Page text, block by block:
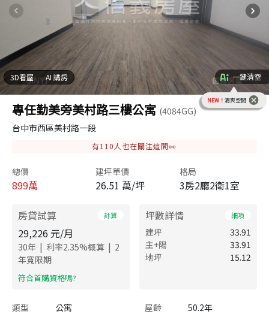
3D看屋 AI 講房 一鍵清空
NEW！ 清爽空間
專任勤美旁美村路三樓公寓 (4084GG)
台中市西區美村路一段
有110 人也在關注這間👀
總價
899萬
建坪單價
26.51 萬/坪
格局
3房2廳2衛1室
房貸試算 計算
29,226 元/月
30年 | 利率2.35%概算 | 2
年寬限期
​符合首購資格嗎?
坪數詳情 細項
建坪
33.91
主+陽
33.91
地坪
15.12
類型 公寓 屋齡
50.2年